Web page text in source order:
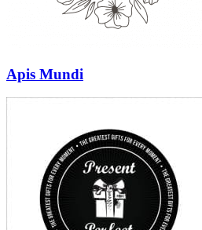
Apis Mundi